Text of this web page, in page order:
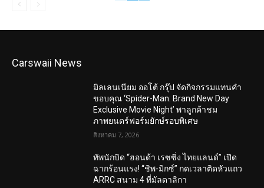
Carswaii News
มิลเลนเนียม ออโต้ กรุ๊ป จัดกิจกรรมแทนคำ
ขอบคุณ ‘Spider-Man: Brand New Day
Exclusive Movie Night’ พาลูกค้าชม
ภาพยนตร์ฟอร์มยักษ์รอบพิเศษ
สิงหาคม 7, 2026
ทัพนักบิด “ฮอนด้า เรซซิ่ง ไทยแลนด์” เปิด
ฉากร้อนแรง! “ชิพ-มิกซ์” กดเวลาติดหัวแถว
ARRC สนาม 4 ที่มัลดาลิกา